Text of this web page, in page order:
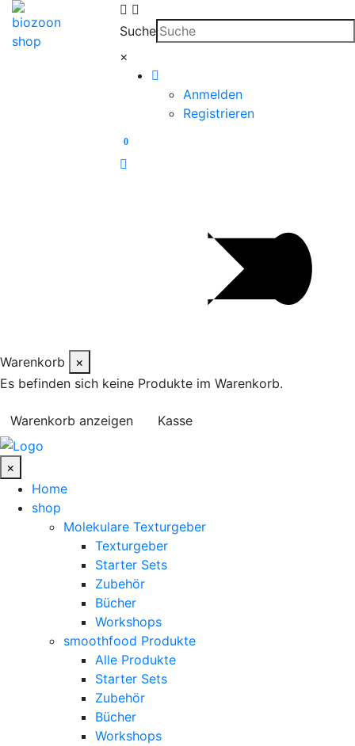
Suche
×
Anmelden
Registrieren
0
Warenkorb
×
Es befinden sich keine Produkte im Warenkorb.
Warenkorb anzeigen Kasse
×
Home
shop
Molekulare Texturgeber
Texturgeber
Starter Sets
Zubehör
Bücher
Workshops
smoothfood Produkte
Alle Produkte
Starter Sets
Zubehör
Bücher
Workshops